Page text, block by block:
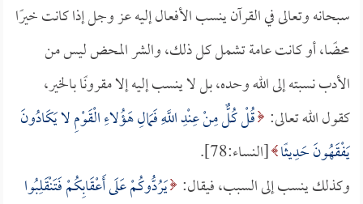
سبحانه وتعالى في القرآن ينسب الأفعال إليه عز وجل إذا كانت خيرًا
محضًا، أو كانت عامة تشمل كل ذلك، والشر المحض ليس من
الأدب نسبته إلى الله وحده، بل لا ينسب إليه إلا مقرونًا بالخير،
كقول الله تعالى: قُلْ كُلٌّ مِنْ عِنْدِ اللَّهِ فَمَالِ هَؤُلاءِ الْقَوْمِ لا يَكَادُونَ
يَفْقَهُونَ حَدِيثًا [النساء:78].
وكذلك ينسب إلى السبب، فيقال: يَرُدُّوكُمْ عَلَى أَعْقَابِكُمْ فَتَنْقَلِبُوا